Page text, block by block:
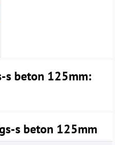
s beton 125mm:
s beton 125mm